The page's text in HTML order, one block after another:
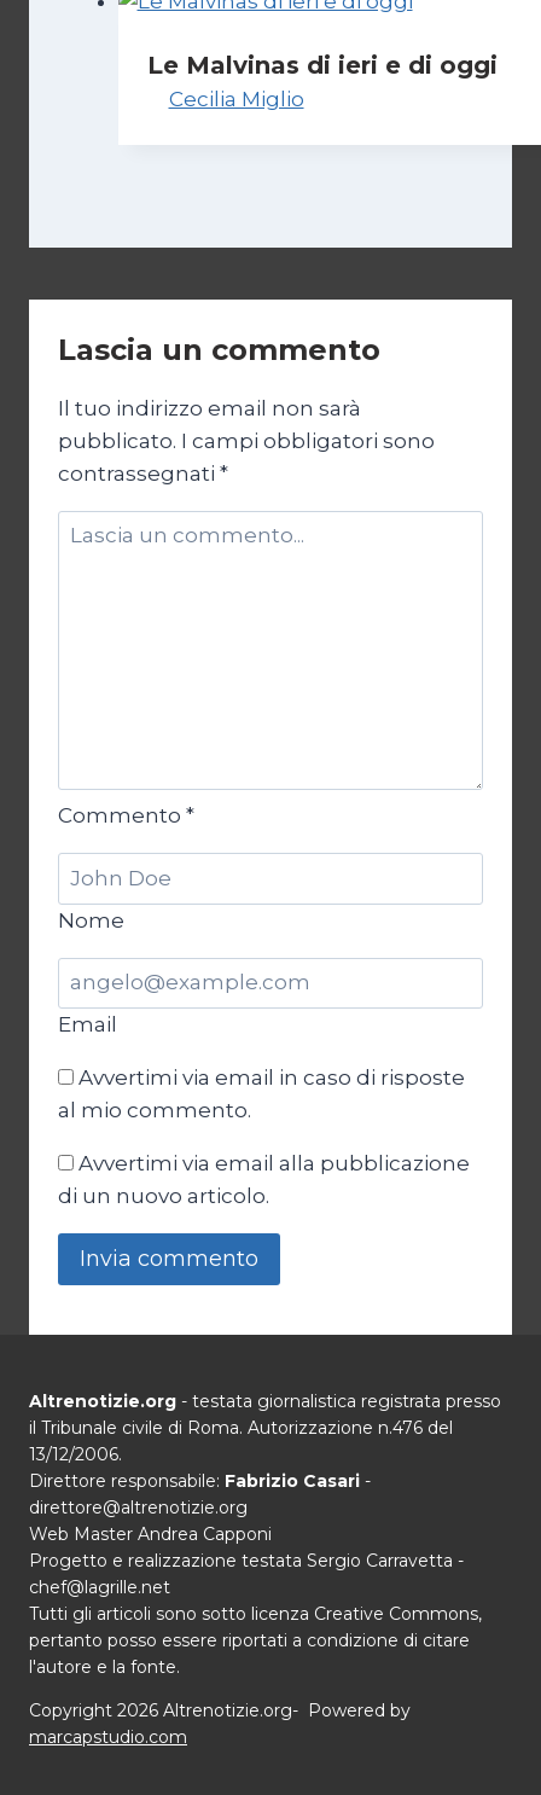
Le Malvinas di ieri e di oggi
Cecilia Miglio
Lascia un commento
Il tuo indirizzo email non sarà
pubblicato. I campi obbligatori sono
contrassegnati *
Commento *
Nome
Email
Avvertimi via email in caso di risposte
al mio commento.
Avvertimi via email alla pubblicazione
di un nuovo articolo.
Altrenotizie.org - testata giornalistica registrata presso
il Tribunale civile di Roma. Autorizzazione n.476 del
13/12/2006.
Direttore responsabile: Fabrizio Casari -
direttore@altrenotizie.org
Web Master Andrea Capponi
Progetto e realizzazione testata Sergio Carravetta -
chef@lagrille.net
Tutti gli articoli sono sotto licenza Creative Commons,
pertanto posso essere riportati a condizione di citare
l'autore e la fonte.
Copyright 2026 Altrenotizie.org- Powered by
marcapstudio.com